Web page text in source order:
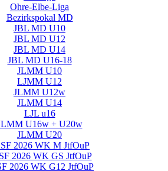
Ohre-Elbe-Liga
Bezirkspokal MD
JBL MD U10
JBL MD U12
JBL MD U14
JBL MD U16-18
JLMM U10
LJMM U12
JLMM U12w
JLMM U14
LJL u16
U16w + U20w
JLMM U20
2026 WK M JtfOuP
2026 WK GS JtfOuP
2026 WK G12 JtfOuP